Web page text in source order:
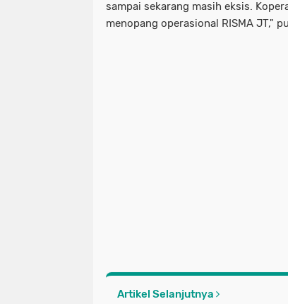
sampai sekarang masih eksis.
menopang operasional RISMA JT,"
Artikel Selanjutnya